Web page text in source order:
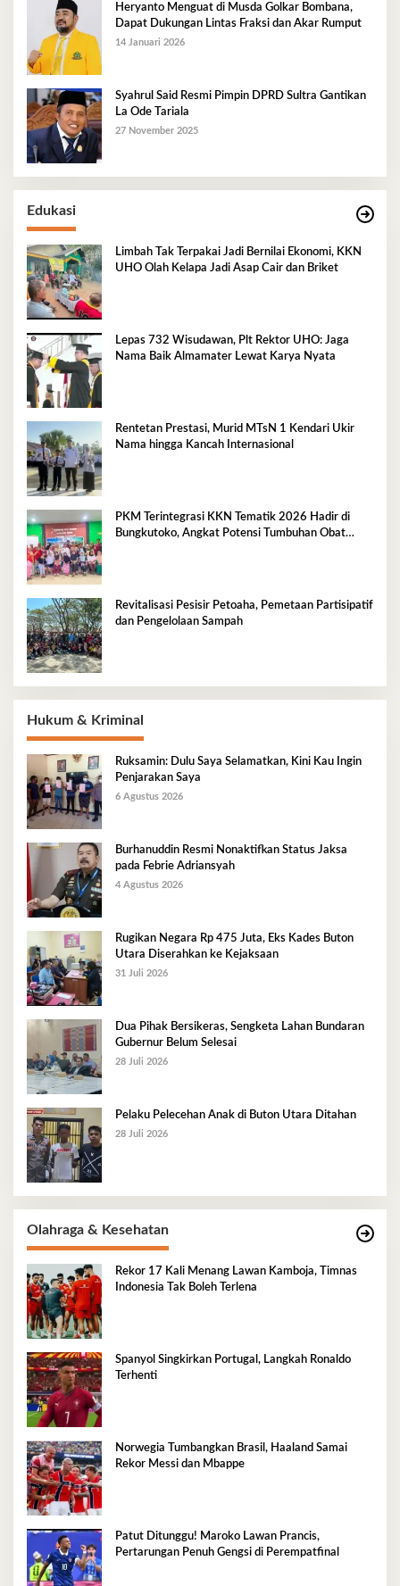
Heryanto Menguat di Musda Golkar Bombana,
Dapat Dukungan Lintas Fraksi dan Akar Rumput
14 Januari 2026
Syahrul Said Resmi Pimpin DPRD Sultra Gantikan
La Ode Tariala
27 November 2025
Edukasi
Limbah Tak Terpakai Jadi Bernilai Ekonomi, KKN
UHO Olah Kelapa Jadi Asap Cair dan Briket
Lepas 732 Wisudawan, Plt Rektor UHO: Jaga
Nama Baik Almamater Lewat Karya Nyata
Rentetan Prestasi, Murid MTsN 1 Kendari Ukir
Nama hingga Kancah Internasional
PKM Terintegrasi KKN Tematik 2026 Hadir di
Bungkutoko, Angkat Potensi Tumbuhan Obat
Revitalisasi Pesisir Petoaha, Pemetaan Partisipatif
dan Pengelolaan Sampah
Hukum & Kriminal
Ruksamin: Dulu Saya Selamatkan, Kini Kau Ingin
Penjarakan Saya
6 Agustus 2026
Burhanuddin Resmi Nonaktifkan Status Jaksa
pada Febrie Adriansyah
4 Agustus 2026
Rugikan Negara Rp 475 Juta, Eks Kades Buton
Utara Diserahkan ke Kejaksaan
31 Juli 2026
Dua Pihak Bersikeras, Sengketa Lahan Bundaran
Gubernur Belum Selesai
28 Juli 2026
Pelaku Pelecehan Anak di Buton Utara Ditahan
28 Juli 2026
Olahraga & Kesehatan
Rekor 17 Kali Menang Lawan Kamboja, Timnas
Indonesia Tak Boleh Terlena
Spanyol Singkirkan Portugal, Langkah Ronaldo
Terhenti
Norwegia Tumbangkan Brasil, Haaland Samai
Rekor Messi dan Mbappe
Patut Ditunggu! Maroko Lawan Prancis,
Pertarungan Penuh Gengsi di Perempatfinal